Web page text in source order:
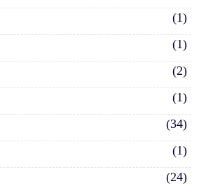
(1)
(1)
(2)
(1)
(34)
(1)
(24)